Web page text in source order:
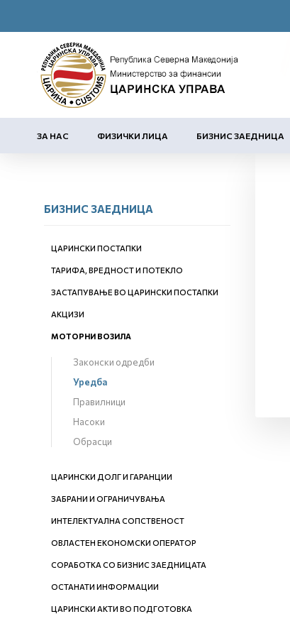
ЗА НАС ФИЗИЧКИ ЛИЦА БИЗНИС ЗАЕДНИЦА
БИЗНИС ЗАЕДНИЦА
ЦАРИНСКИ ПОСТАПКИ
ТАРИФА, ВРЕДНОСТ И ПОТЕКЛО
ЗАСТАПУВАЊЕ ВО ЦАРИНСКИ ПОСТАПКИ
АКЦИЗИ
МОТОРНИ ВОЗИЛА
Законски одредби
Уредба
Правилници
Насоки
Обрасци
ЦАРИНСКИ ДОЛГ И ГАРАНЦИИ
ЗАБРАНИ И ОГРАНИЧУВАЊА
ИНТЕЛЕКТУАЛНА СОПСТВЕНОСТ
ОВЛАСТЕН ЕКОНОМСКИ ОПЕРАТОР
СОРАБОТКА СО БИЗНИС ЗАЕДНИЦАТА
ОСТАНАТИ ИНФОРМАЦИИ
ЦАРИНСКИ АКТИ ВО ПОДГОТОВКА